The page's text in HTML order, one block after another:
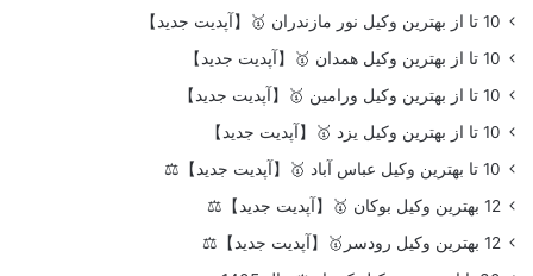
10 تا از بهترین وکیل نور مازندران 🥇【آپدیت جدید】
10 تا از بهترین وکیل همدان 🥇【آپدیت جدید】
10 تا از بهترین وکیل ورامین 🥇【آپدیت جدید】
10 تا از بهترین وکیل یزد 🥇【آپدیت جدید】
10 تا بهترین وکیل عباس آباد 🥇【آپدیت جدید】⚖️
12 بهترین وکیل بوکان 🥇【آپدیت جدید】⚖️
12 بهترین وکیل رودسر🥇【آپدیت جدید】⚖️